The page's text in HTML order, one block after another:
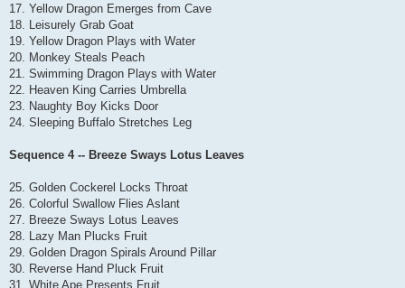
17. Yellow Dragon Emerges from Cave
18. Leisurely Grab Goat
19. Yellow Dragon Plays with Water
20. Monkey Steals Peach
21. Swimming Dragon Plays with Water
22. Heaven King Carries Umbrella
23. Naughty Boy Kicks Door
24. Sleeping Buffalo Stretches Leg
Sequence 4 -- Breeze Sways Lotus Leaves
25. Golden Cockerel Locks Throat
26. Colorful Swallow Flies Aslant
27. Breeze Sways Lotus Leaves
28. Lazy Man Plucks Fruit
29. Golden Dragon Spirals Around Pillar
30. Reverse Hand Pluck Fruit
31. White Ape Presents Fruit